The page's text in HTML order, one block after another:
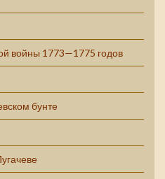
войны 1773—1775 годов
бунте